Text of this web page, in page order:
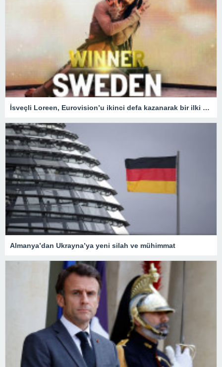
İsveçli Loreen, Eurovision’u ikinci defa kazanarak bir ilki gerçekleştirdi
Almanya’dan Ukrayna’ya yeni silah ve mühimmat